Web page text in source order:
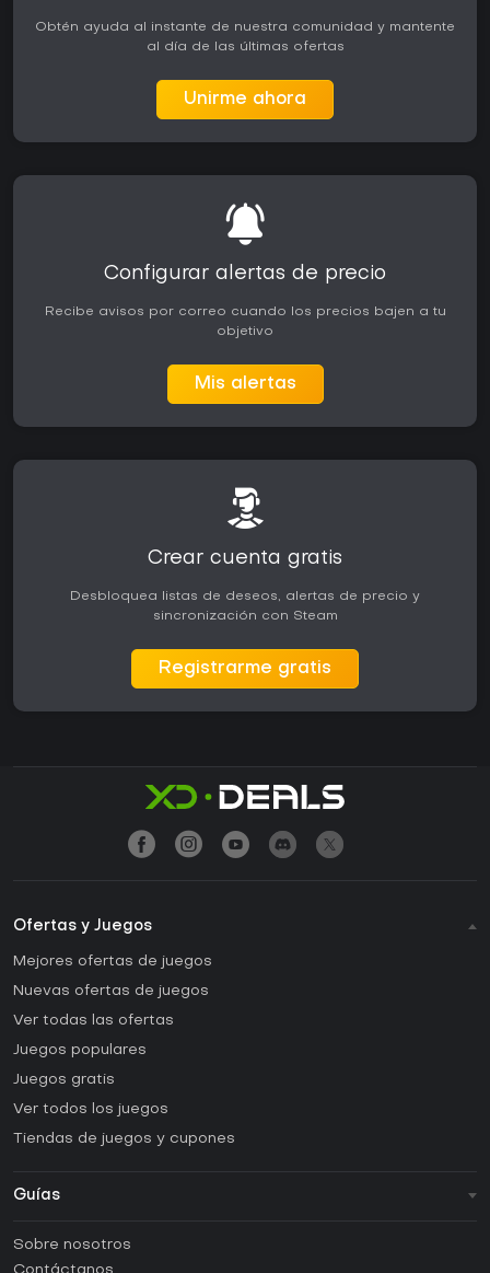
Obtén ayuda al instante de nuestra comunidad y mantente
al día de las últimas ofertas
Unirme ahora
Configurar alertas de precio
Recibe avisos por correo cuando los precios bajen a tu
objetivo
Mis alertas
Crear cuenta gratis
Desbloquea listas de deseos, alertas de precio y
sincronización con Steam
Registrarme gratis
Ofertas y Juegos
Mejores ofertas de juegos
Nuevas ofertas de juegos
Ver todas las ofertas
Juegos populares
Juegos gratis
Ver todos los juegos
Tiendas de juegos y cupones
Guías
Guías y tutoriales
Sobre nosotros
Contáctanos